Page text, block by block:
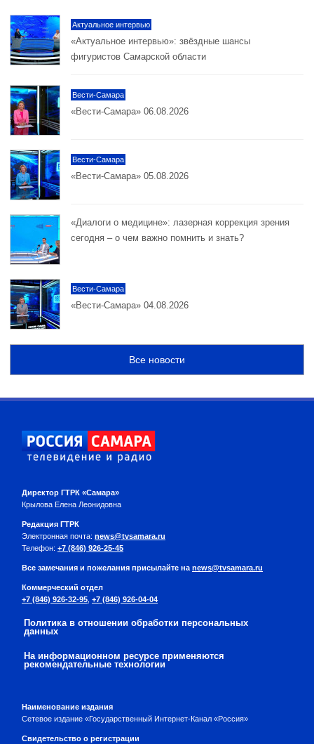
Актуальное интервью
«Актуальное интервью»: звёздные шансы
фигуристов Самарской области
Вести-Самара
«Вести-Самара» 06.08.2026
Вести-Самара
«Вести-Самара» 05.08.2026
«Диалоги о медицине»: лазерная коррекция зрения
сегодня – о чем важно помнить и знать?
Вести-Самара
«Вести-Самара» 04.08.2026
Все новости
Директор ГТРК «Самара»
Крылова Елена Леонидовна
Редакция ГТРК
Электронная почта: news@tvsamara.ru
Телефон: +7 (846) 926-25-45
Все замечания и пожелания присылайте на news@tvsamara.ru
Коммерческий отдел
+7 (846) 926-32-95 +7 (846) 926-04-04
Политика в отношении обработки персональных
данных
На информационном ресурсе применяются
рекомендательные технологии
Наименование издания
Сетевое издание «Государственный Интернет-Канал «Россия»
Свидетельство о регистрации